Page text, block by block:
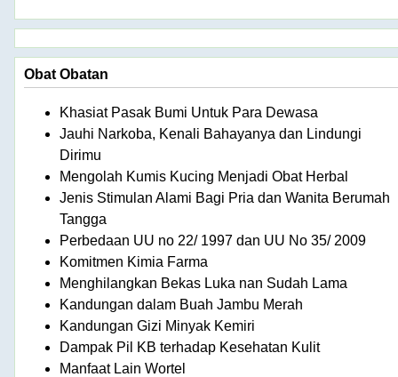
Obat Obatan
Khasiat Pasak Bumi Untuk Para Dewasa
Jauhi Narkoba, Kenali Bahayanya dan Lindungi
Dirimu
Mengolah Kumis Kucing Menjadi Obat Herbal
Jenis Stimulan Alami Bagi Pria dan Wanita Berumah
Tangga
Perbedaan UU no 22/ 1997 dan UU No 35/ 2009
Komitmen Kimia Farma
Menghilangkan Bekas Luka nan Sudah Lama
Kandungan dalam Buah Jambu Merah
Kandungan Gizi Minyak Kemiri
Dampak Pil KB terhadap Kesehatan Kulit
Manfaat Lain Wortel